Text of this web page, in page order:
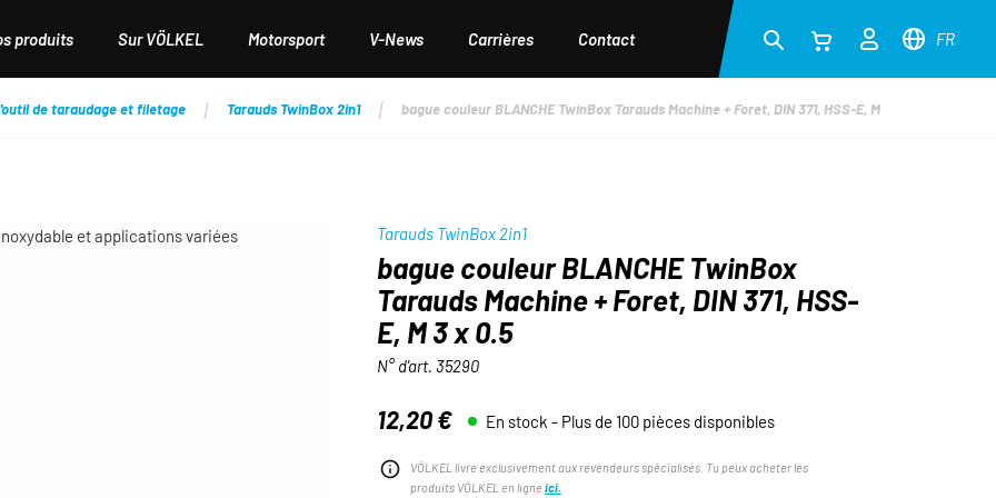
produits Sur VÖLKEL Motorsport V-News Carrières Contact FR
de taraudage et filetage Tarauds TwinBox 2in1 bague couleur BLANCHE TwinBox Tarauds Machine + Foret, DIN 371, HSS-E, M 3 x 0.5
Tarauds TwinBox 2in1
bague couleur BLANCHE TwinBox
Tarauds Machine + Foret, DIN 371, HSS-
E, M 3 x 0.5
N° d'art. 35290
Prix régulier :
12,20 € En stock - Plus de 100 pièces disponibles
VÖLKEL livre exclusivement aux revendeurs spécialisés. Tu peux acheter les
produits VÖLKEL en ligne ici.